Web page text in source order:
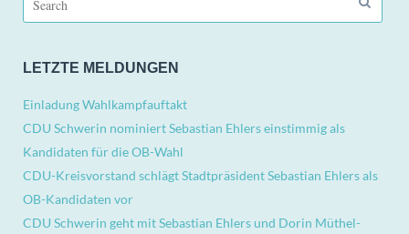
for:
LETZTE MELDUNGEN
Einladung Wahlkampfauftakt
CDU Schwerin nominiert Sebastian Ehlers einstimmig als
Kandidaten für die OB-Wahl
CDU-Kreisvorstand schlägt Stadtpräsident Sebastian Ehlers als
OB-Kandidaten vor
CDU Schwerin geht mit Sebastian Ehlers und Dorin Müthel-